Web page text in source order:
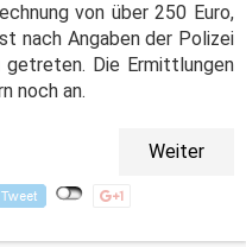
von über 250 Euro,
nach Angaben der Polizei
getreten. Die Ermittlungen
noch an.
Weiter